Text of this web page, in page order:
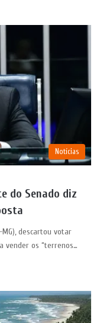
Notícias
do Senado diz
MG), descartou votar
vender os “terrenos…